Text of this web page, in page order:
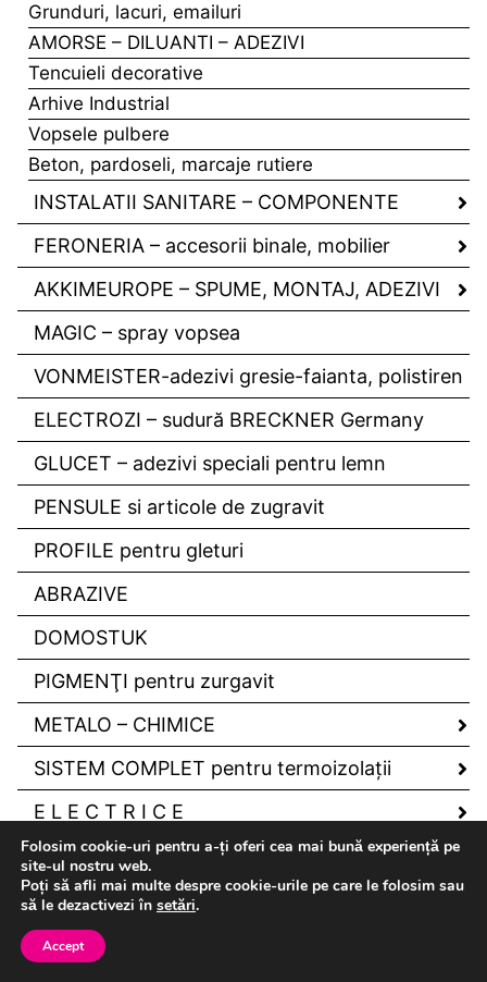
Grunduri, lacuri, emailuri
AMORSE – DILUANTI – ADEZIVI
Tencuieli decorative
Arhive Industrial
Vopsele pulbere
Beton, pardoseli, marcaje rutiere
INSTALATII SANITARE – COMPONENTE
FERONERIA – accesorii binale, mobilier
AKKIMEUROPE – SPUME, MONTAJ, ADEZIVI
MAGIC – spray vopsea
VONMEISTER-adezivi gresie-faianta, polistiren
ELECTROZI – sudură BRECKNER Germany
GLUCET – adezivi speciali pentru lemn
PENSULE si articole de zugravit
PROFILE pentru gleturi
ABRAZIVE
DOMOSTUK
PIGMENŢI pentru zurgavit
METALO – CHIMICE
SISTEM COMPLET pentru termoizolaţii
E L E C T R I C E
U N E L T E
UNELTE DE GRADINA
FURTUN DE GRADINA
Folosim cookie-uri pentru a-ți oferi cea mai bună experiență pe
site-ul nostru web.
Poți să afli mai multe despre cookie-urile pe care le folosim sau
să le dezactivezi în setări.
Accept